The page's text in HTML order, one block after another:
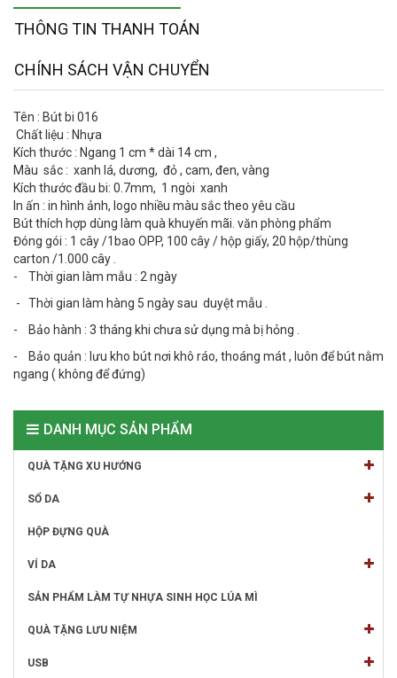
THÔNG TIN THANH TOÁN
CHÍNH SÁCH VẬN CHUYỂN
Tên : Bút bi 016
Chất liệu : Nhựa
Kích thước : Ngang 1 cm * dài 14 cm ,
Màu sắc : xanh lá, dương, đỏ , cam, đen, vàng
Kích thước đầu bi: 0.7mm, 1 ngòi xanh
In ấn : in hình ảnh, logo nhiều màu sắc theo yêu cầu
Bút thích hợp dùng làm quà khuyến mãi. văn phòng phẩm
Đóng gói : 1 cây /1bao OPP, 100 cây / hộp giấy, 20 hộp/thùng
carton /1.000 cây .
- Thời gian làm mẫu : 2 ngày
- Thời gian làm hàng 5 ngày sau duyệt mẫu .
- Bảo hành : 3 tháng khi chưa sử dụng mà bị hỏng .
- Bảo quản : lưu kho bút nơi khô ráo, thoáng mát , luôn để bút nằm
ngang ( không để đứng)
DANH MỤC SẢN PHẨM
QUÀ TẶNG XU HƯỚNG
SỔ DA
HỘP ĐỰNG QUÀ
VÍ DA
SẢN PHẨM LÀM TỰ NHỰA SINH HỌC LÚA MÌ
QUÀ TẶNG LƯU NIỆM
USB